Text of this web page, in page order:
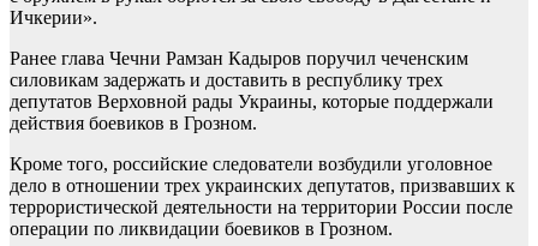
Ичкерии».
Ранее глава Чечни Рамзан Кадыров поручил чеченским
силовикам задержать и доставить в республику трех
депутатов Верховной рады Украины, которые поддержали
действия боевиков в Грозном.
Кроме того, российские следователи возбудили уголовное
дело в отношении трех украинских депутатов, призвавших к
террористической деятельности на территории России после
операции по ликвидации боевиков в Грозном.